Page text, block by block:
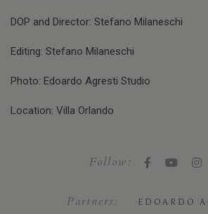
DOP and Director: Stefano Milaneschi
Editing: Stefano Milaneschi
Photo: Edoardo Agresti Studio
Location: Villa Orlando
Follow:
Partners: EDOARDO